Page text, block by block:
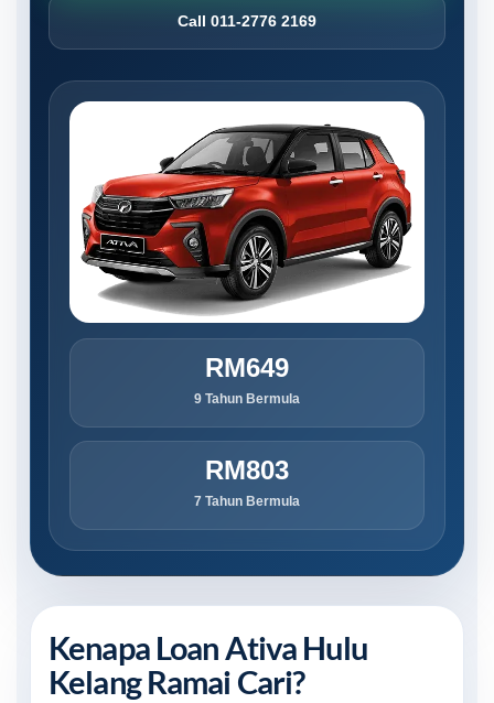
Call 011-2776 2169
RM649
9 Tahun Bermula
RM803
7 Tahun Bermula
Kenapa Loan Ativa Hulu
Kelang Ramai Cari?